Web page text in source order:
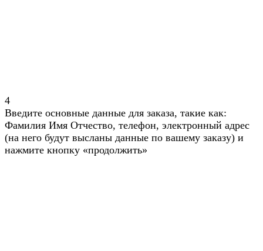
4
Введите основные данные для заказа, такие как:
Фамилия Имя Отчество, телефон, электронный адрес
(на него будут высланы данные по вашему заказу) и
нажмите кнопку «продолжить»